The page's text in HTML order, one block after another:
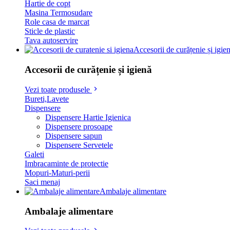
Hartie de copt
Masina Termosudare
Role casa de marcat
Sticle de plastic
Tava autoservire
Accesorii de curățenie și
Accesorii de curățenie și igienă
Vezi toate produsele
Bureti,Lavete
Dispensere
Dispensere Hartie Igienica
Dispensere prosoape
Dispensere sapun
Dispensere Servetele
Galeti
Imbracaminte de protectie
Mopuri-Maturi-perii
Saci menaj
Ambalaje alimentare
Ambalaje alimentare